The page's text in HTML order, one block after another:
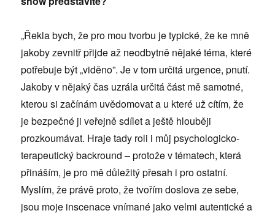
„Řekla bych, že pro mou tvorbu je typické, že ke mně
jakoby zevnitř přijde až neodbytně nějaké téma, které
potřebuje být „viděno”. Je v tom určitá urgence, pnutí.
Jakoby v nějaký čas uzrála určitá část mě samotné,
kterou si začínám uvědomovat a u které už cítím, že
je bezpečné ji veřejně sdílet a ještě hlouběji
prozkoumávat. Hraje tady roli i můj psychologicko-
terapeutický backround – protože v tématech, která
přináším, je pro mě důležitý přesah i pro ostatní.
Myslím, že právě proto, že tvořím doslova ze sebe,
jsou moje inscenace vnímané jako velmi autentické a